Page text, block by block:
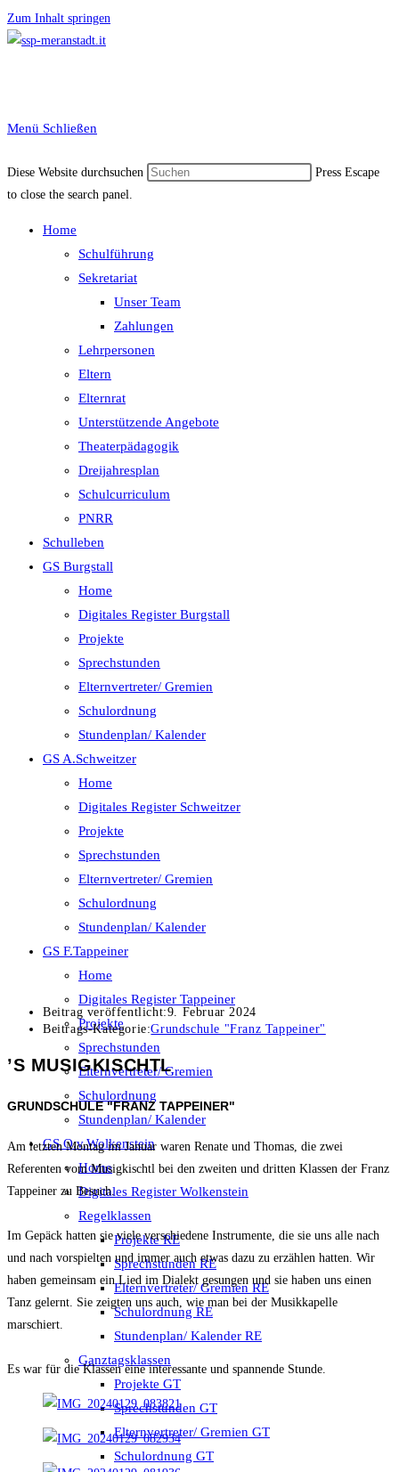
Zum Inhalt springen
Menü Schließen
Diese Website durchsuchen
Press Escape
to close the search panel.
Home
Schulführung
Sekretariat
Unser Team
Zahlungen
Lehrpersonen
Eltern
Elternrat
Unterstützende Angebote
Theaterpädagogik
Dreijahresplan
Schulcurriculum
PNRR
Schulleben
GS Burgstall
Home
Digitales Register Burgstall
Projekte
Sprechstunden
Elternvertreter/ Gremien
Schulordnung
Stundenplan/ Kalender
GS A.Schweitzer
Home
Digitales Register Schweitzer
Projekte
Sprechstunden
Elternvertreter/ Gremien
Schulordnung
Stundenplan/ Kalender
GS F.Tappeiner
Home
Digitales Register Tappeiner
Projekte
Sprechstunden
Elternvertreter/ Gremien
Schulordnung
Stundenplan/ Kalender
GS O.v.Wolkenstein
Home
Digitales Register Wolkenstein
Regelklassen
Projekte RE
Sprechstunden RE
Elternvertreter/ Gremien RE
Schulordnung RE
Stundenplan/ Kalender RE
Ganztagsklassen
Projekte GT
Sprechstunden GT
Elternvertreter/ Gremien GT
Schulordnung GT
Beitrag veröffentlicht:9. Februar 2024
Beitrags-Kategorie:Grundschule "Franz Tappeiner"
’S MUSIGKISCHTL
GRUNDSCHULE "FRANZ TAPPEINER"
Am letzten Montag im Januar waren Renate und Thomas, die zwei
Referenten vom Musigkischtl bei den zweiten und dritten Klassen der Franz
Tappeiner zu Besuch.
Im Gepäck hatten sie viele verschiedene Instrumente, die sie uns alle nach
und nach vorspielten und immer auch etwas dazu zu erzählen hatten. Wir
haben gemeinsam ein Lied im Dialekt gesungen und sie haben uns einen
Tanz gelernt. Sie zeigten uns auch, wie man bei der Musikkapelle
marschiert.
Es war für die Klassen eine interessante und spannende Stunde.